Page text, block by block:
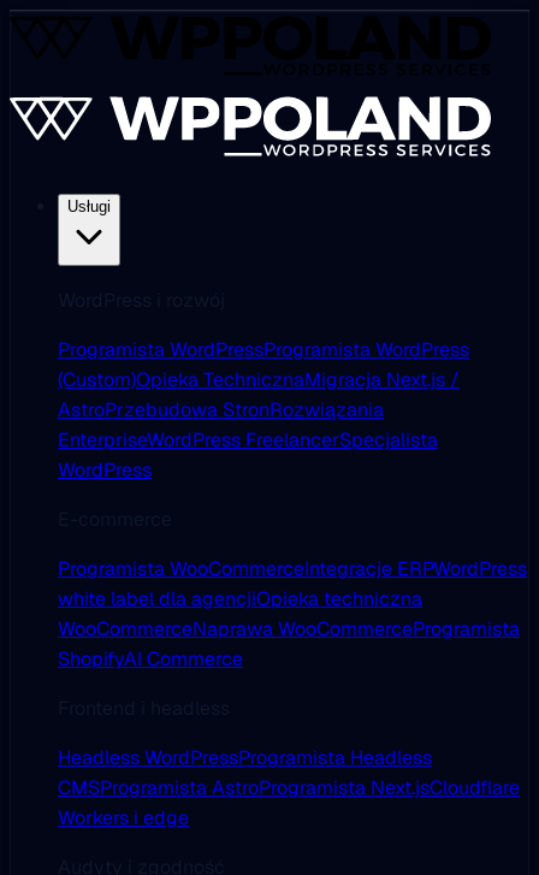
Usługi
Programista WordPressProgramista WordPress
(Custom)Opieka TechnicznaMigracja Next.js /
AstroPrzebudowa StronRozwiązania
EnterpriseWordPress FreelancerSpecjalista
WordPress
Programista WooCommerceIntegracje ERPWordPress
white label dla agencjiOpieka techniczna
WooCommerceNaprawa WooCommerceProgramista
ShopifyAI Commerce
Headless WordPressProgramista Headless
CMSProgramista AstroProgramista Next.jsCloudflare
Workers i edge